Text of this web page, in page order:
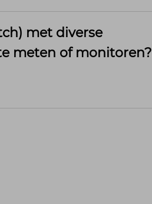
met diverse
meten of monitoren?